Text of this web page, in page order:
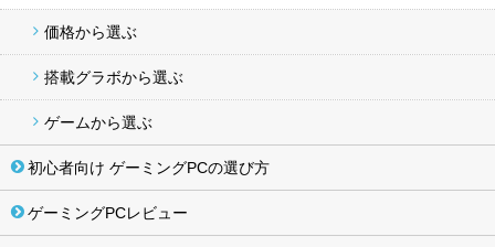
価格から選ぶ
搭載グラボから選ぶ
ゲームから選ぶ
初心者向け ゲーミングPCの選び方
ゲーミングPCレビュー